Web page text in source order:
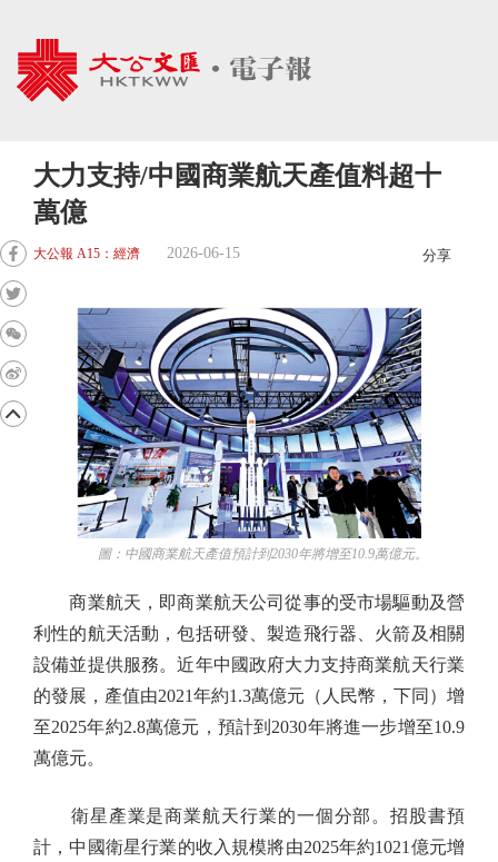
大力支持/中國商業航天產值料超十
萬億
大公報 A15：經濟 2026-06-15 分享
圖：中國商業航天產值預計到2030年將增至10.9萬億元。
商業航天，即商業航天公司從事的受市場驅動及營
利性的航天活動，包括研發、製造飛行器、火箭及相關
設備並提供服務。近年中國政府大力支持商業航天行業
的發展，產值由2021年約1.3萬億元（人民幣，下同）增
至2025年約2.8萬億元，預計到2030年將進一步增至10.9
萬億元。
衛星產業是商業航天行業的一個分部。招股書預
計，中國衛星行業的收入規模將由2025年約1021億元增